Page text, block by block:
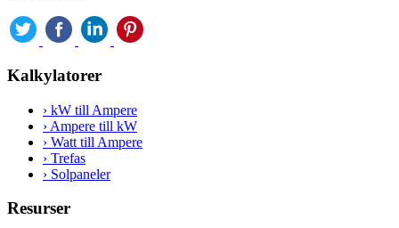
Kalkylatorer
› kW till Ampere
› Ampere till kW
› Watt till Ampere
› Trefas
› Solpaneler
Resurser